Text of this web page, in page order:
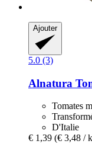
Ajouter
5.0 (3)
Alnatura
Tomates
D'Italie
€ 1,39 (€ 3,48 /